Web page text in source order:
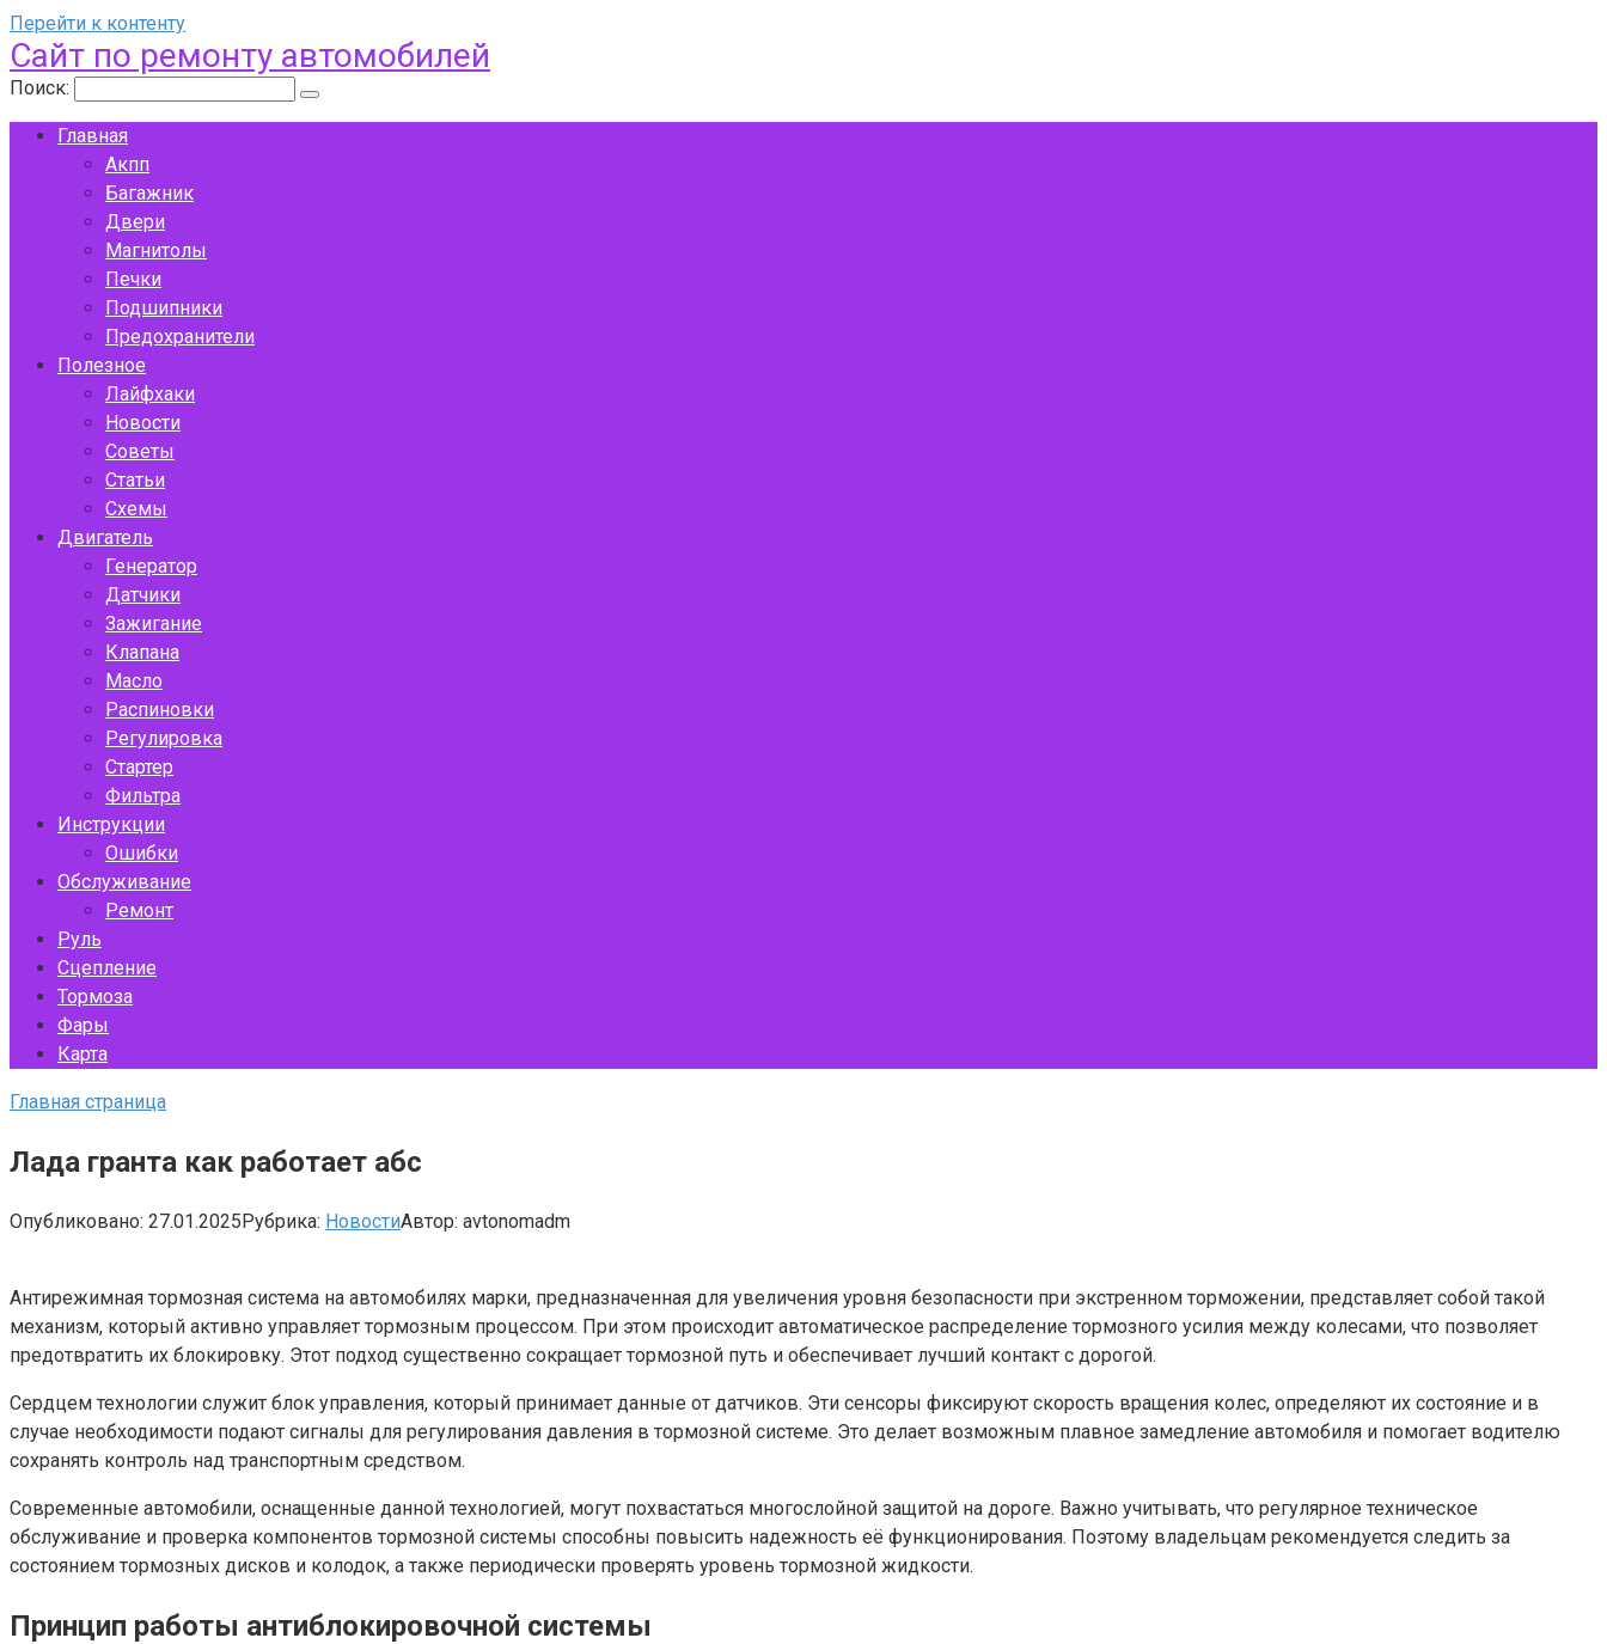
Перейти к контенту
Сайт по ремонту автомобилей
Поиск:
Главная
Акпп
Багажник
Двери
Магнитолы
Печки
Подшипники
Предохранители
Полезное
Лайфхаки
Новости
Советы
Статьи
Схемы
Двигатель
Генератор
Датчики
Зажигание
Клапана
Масло
Распиновки
Регулировка
Стартер
Фильтра
Инструкции
Ошибки
Обслуживание
Ремонт
Руль
Сцепление
Тормоза
Фары
Карта
Главная страница
Лада гранта как работает абс
Опубликовано: 27.01.2025Рубрика: НовостиАвтор: avtonomadm
Антирежимная тормозная система на автомобилях марки, предназначенная для увеличения уровня безопасности при экстренном торможении, представляет собой такой
механизм, который активно управляет тормозным процессом. При этом происходит автоматическое распределение тормозного усилия между колесами, что позволяет
предотвратить их блокировку. Этот подход существенно сокращает тормозной путь и обеспечивает лучший контакт с дорогой.
Сердцем технологии служит блок управления, который принимает данные от датчиков. Эти сенсоры фиксируют скорость вращения колес, определяют их состояние и в
случае необходимости подают сигналы для регулирования давления в тормозной системе. Это делает возможным плавное замедление автомобиля и помогает водителю
сохранять контроль над транспортным средством.
Современные автомобили, оснащенные данной технологией, могут похвастаться многослойной защитой на дороге. Важно учитывать, что регулярное техническое
обслуживание и проверка компонентов тормозной системы способны повысить надежность её функционирования. Поэтому владельцам рекомендуется следить за
состоянием тормозных дисков и колодок, а также периодически проверять уровень тормозной жидкости.
Принцип работы антиблокировочной системы